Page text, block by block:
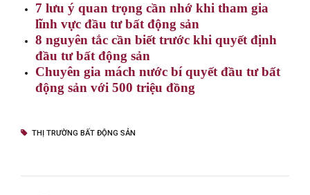
7 lưu ý quan trọng cần nhớ khi tham gia
lĩnh vực đầu tư bất động sản
8 nguyên tắc cần biết trước khi quyết định
đầu tư bất động sản
Chuyên gia mách nước bí quyết đầu tư bất
động sản với 500 triệu đồng
THỊ TRƯỜNG BẤT ĐỘNG SẢN